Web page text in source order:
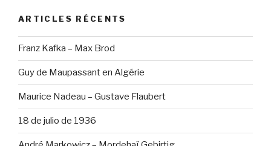
ARTICLES RÉCENTS
Franz Kafka – Max Brod
Guy de Maupassant en Algérie
Maurice Nadeau – Gustave Flaubert
18 de julio de 1936